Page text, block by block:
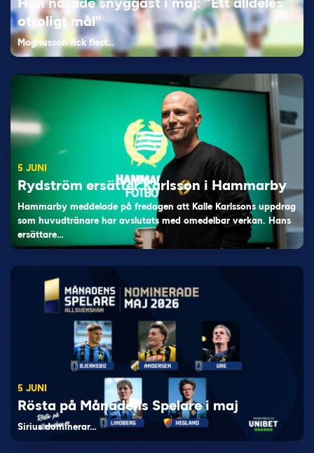
otroligt mål”
Magnusson fick flest…
5 JUNI
Rydström ersätter Karlsson i Hammarby
Hammarby meddelade på fredagen att Kalle Karlssons uppdrag
som huvudtränare har avslutats med omedelbar verkan. Hans
ersättare…
5 JUNI
Rösta på Månadens Spelare i maj
Sirius dominerar…